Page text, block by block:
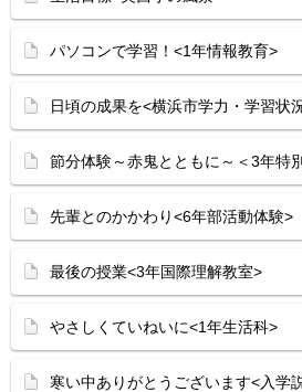
パソコンで学習！<1年情報教育>
日頃の成果を<横浜市学力・学習状
節分体験～赤鬼とともに～＜3年特
先輩とのかかわり<6年部活動体験>
最後の授業<3年国際理解教室>
やさしくていねいに<1年生活科>
寒い中ありがとうございます<入学